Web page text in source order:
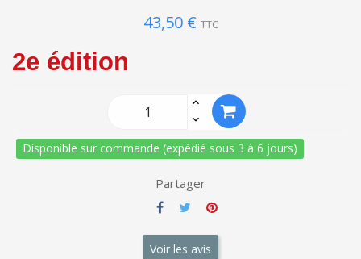
43,50 € TTC
2e édition
Disponible sur commande (expédié sous 3 à 6 jours)
Partager
Voir les avis